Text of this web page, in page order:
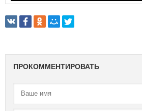
ПРОКОММЕНТИРОВАТЬ